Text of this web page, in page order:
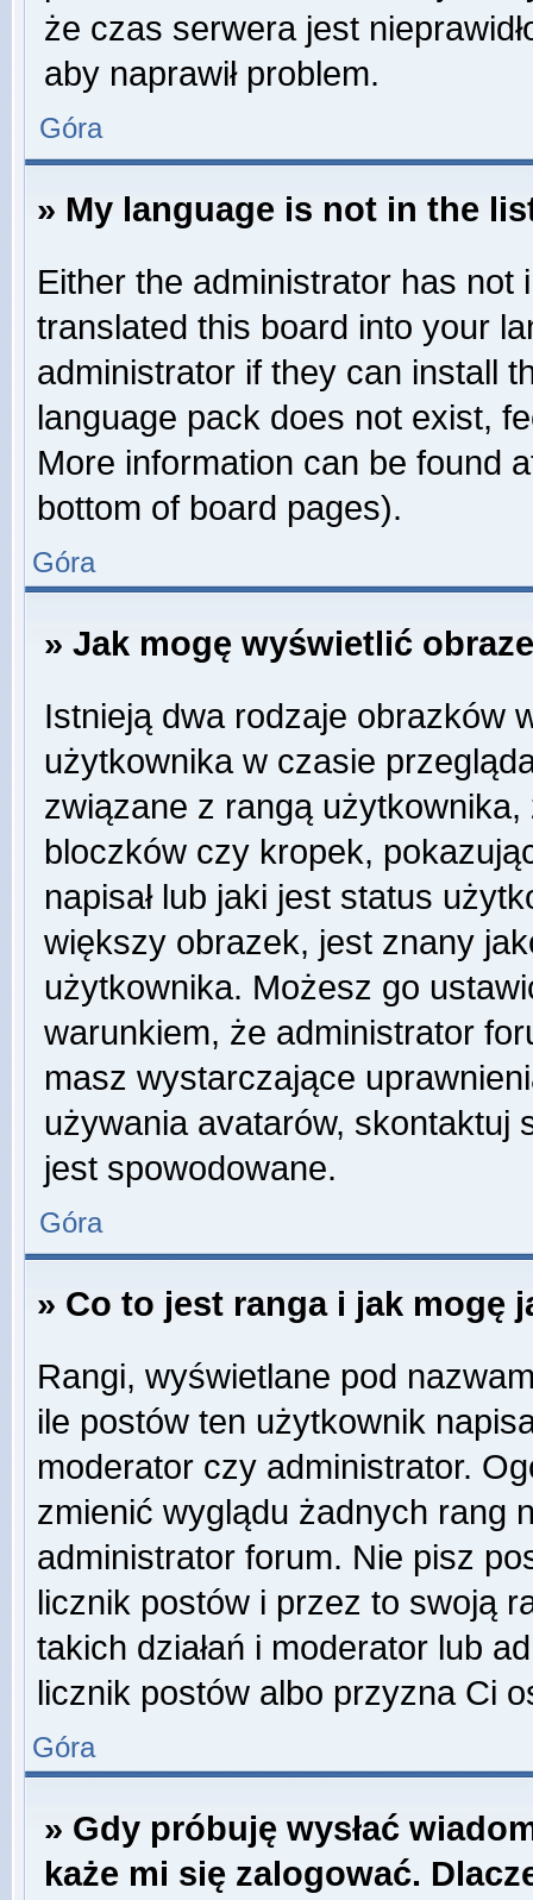
że czas serwera jest
aby naprawił problem.
Góra
» My language is not in the
Either the administrator has
translated this board into your
administrator if they can install
language pack does not exist,
More information can be found
bottom of board pages).
Góra
» Jak mogę wyświetlić
Istnieją dwa rodzaje obrazków
użytkownika w czasie
związane z rangą
bloczków czy kropek,
napisał lub jaki jest status
większy obrazek, jest znany
użytkownika. Możesz go
warunkiem, że administrator
masz wystarczające
używania avatarów, skontaktuj
jest spowodowane.
Góra
» Co to jest ranga i jak mogę
Rangi, wyświetlane pod
ile postów ten użytkownik
moderator czy administrator.
zmienić wyglądu żadnych rang
administrator forum. Nie pisz
licznik postów i przez to swoją
takich działań i moderator lub
licznik postów albo przyzna Ci
Góra
» Gdy próbuję wysłać
każe mi się zalogować.